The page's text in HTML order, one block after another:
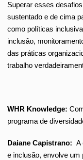
Superar esses
sustentado e de cima
como políticas
inclusão,
das práticas
trabalho
WHR Knowledge:
programa de
Daiane Capistrano: A
e inclusão, envolve um